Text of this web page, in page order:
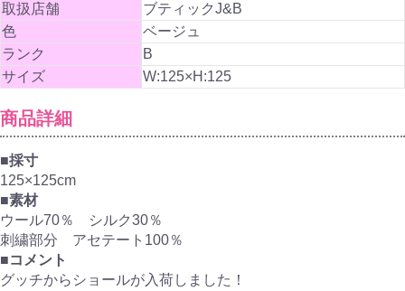
取扱店舗
ブティックJ&B
色
ベージュ
ランク
B
サイズ
W:125×H:125
商品詳細
■採寸
125×125cm
■素材
ウール70％ シルク30％
刺繍部分 アセテート100％
■コメント
グッチからショールが入荷しました！